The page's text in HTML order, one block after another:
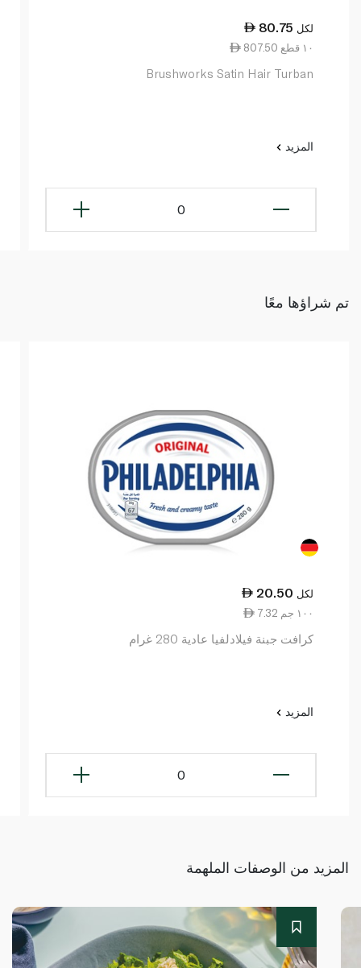
80.75 لكل
807.50 ١٠ قطع
Brushworks Satin Hair Turban
المزيد
0
تم شراؤها معًا
20.50 لكل
7.32 ١٠٠ جم
كرافت جبنة فيلادلفيا عادية 280 غرام
المزيد
0
المزيد من الوصفات الملهمة